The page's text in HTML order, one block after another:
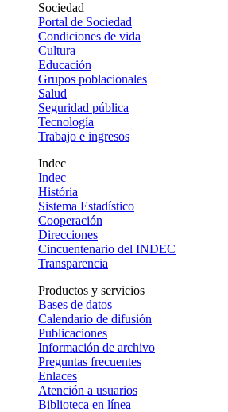
Sociedad
Portal de Sociedad
Condiciones de vida
Cultura
Educación
Grupos poblacionales
Salud
Seguridad pública
Tecnología
Trabajo e ingresos
Indec
Indec
História
Sistema Estadístico
Cooperación
Direcciones
Cincuentenario del INDEC
Transparencia
Productos y servicios
Bases de datos
Calendario de difusión
Publicaciones
Información de archivo
Preguntas frecuentes
Enlaces
Atención a usuarios
Biblioteca en línea